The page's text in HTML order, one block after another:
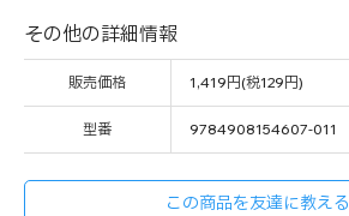
その他の詳細情報
販売価格 1,419円(税129円)
型番 9784908154607-011
この商品を友達に教える